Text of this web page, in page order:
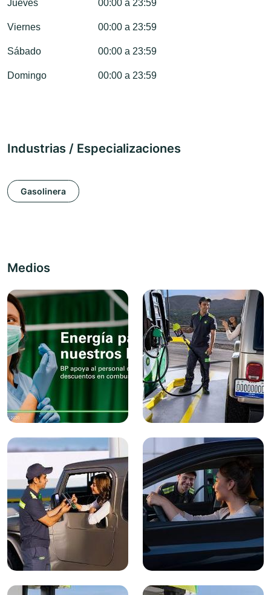
Jueves 00:00 a 23:59
Viernes 00:00 a 23:59
Sábado 00:00 a 23:59
Domingo 00:00 a 23:59
Industrias / Especializaciones
Gasolinera
Medios